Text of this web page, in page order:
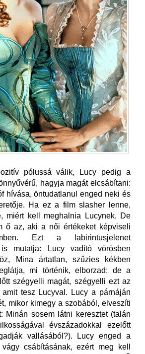
pólussá válik, Lucy pedig a
hagyja magát elcsábítani:
hívása, öntudatlanul enged neki és
Ha ez a film slasher lenne,
miért kell meghalnia Lucynek. De
ő az, aki a női értékeket képviseli
Ezt a labirintusjelenet
is mutatja: Lucy vadító vörösben
Mina ártatlan, szűzies kékben
mi történik, elborzad: de a
szégyelli magát, szégyelli ezt az
tesz Lucyval. Lucy a párnáján
mikor kimegy a szobából, elveszíti
Minán sosem látni keresztet (talán
évszázadokkal ezelőtt
vallásából?). Lucy enged a
csábításának, ezért meg kell